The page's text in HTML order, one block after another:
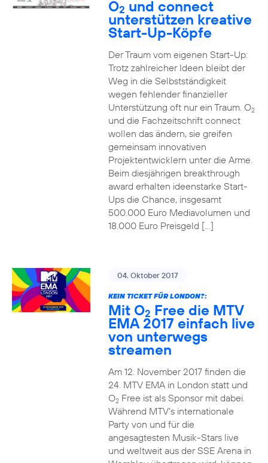
O2 und connect
unterstützen kreative
Start-Up-Köpfe
Der Traum vom eigenen Start-Up:
Trotz zahlreicher Ideen bleibt der
Weg in die Selbstständigkeit
wegen fehlender finanzieller
Unterstützung oft nur ein Traum. O2
und die Fachzeitschrift connect
wollen das ändern, sie greifen
gemeinsam innovativen
Projektentwicklern unter die Arme.
Beim diesjährigen breakthrough
award erhalten ideenstarke Start-
Ups die Chance, insgesamt
500.000 Euro Mediavolumen und
18.000 Euro Preisgeld […]
04. Oktober 2017
KEIN TICKET FÜR LONDON?:
Mit O2 Free die MTV
EMA 2017 einfach live
von unterwegs
streamen
Am 12. November 2017 finden die
24. MTV EMA in London statt und
O2Free ist als Sponsor mit dabei.
Während MTV’s internationale
Party von und für die
angesagtesten Musik-Stars live
und weltweit aus der SSE Arena in